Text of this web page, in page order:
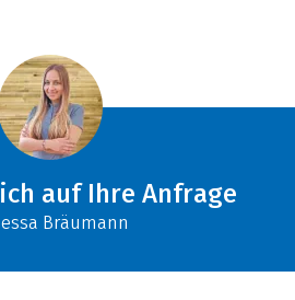
auf Ihre Anfrage
Bräumann